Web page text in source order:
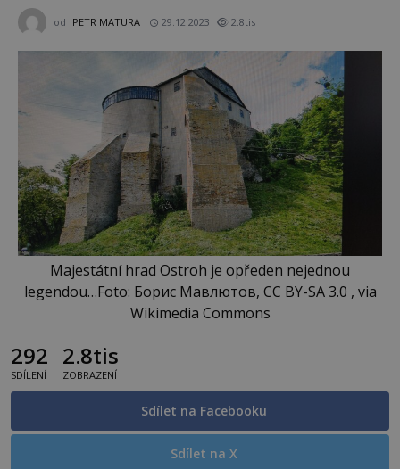
od PETR MATURA 29.12.2023 2.8tis
Majestátní hrad Ostroh je opředen nejednou
legendou…Foto: Борис Мавлютов, CC BY-SA 3.0 , via
Wikimedia Commons
292
SDÍLENÍ
2.8tis
ZOBRAZENÍ
Sdílet na Facebooku
Sdílet na X